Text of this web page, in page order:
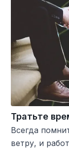
Тратьте
Всегда
ветру, и